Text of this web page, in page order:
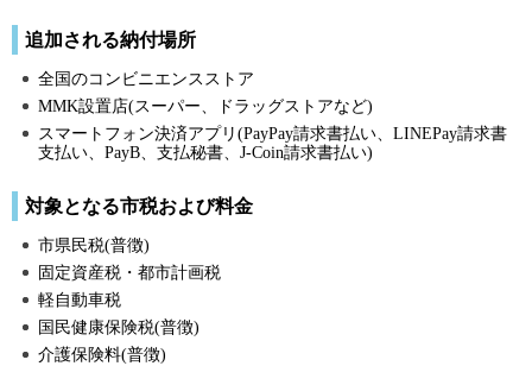
追加される納付場所
全国のコンビニエンスストア
MMK設置店(スーパー、ドラッグストアなど)
スマートフォン決済アプリ(PayPay請求書払い、LINEPay請求書
支払い、PayB、支払秘書、J-Coin請求書払い)
対象となる市税および料金
市県民税(普徴)
固定資産税・都市計画税
軽自動車税
国民健康保険税(普徴)
介護保険料(普徴)